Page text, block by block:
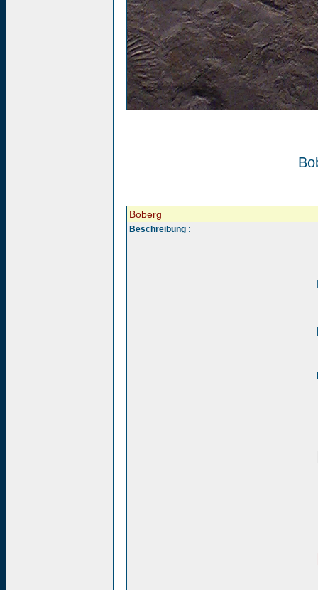
Boberg
Beschreibung :